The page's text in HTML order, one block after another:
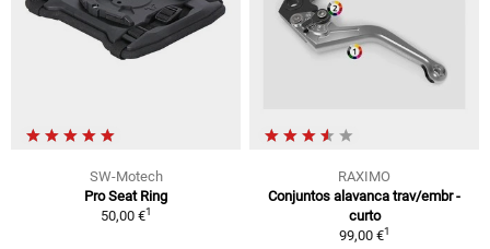
SW-Motech
Pro Seat Ring
50,00 €1
RAXIMO
Conjuntos alavanca trav/embr -
curto
99,00 €1